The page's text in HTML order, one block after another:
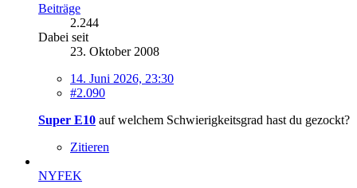
Beiträge
2.244
Dabei seit
23. Oktober 2008
14. Juni 2026, 23:30
#2.090
Super E10 auf welchem Schwierigkeitsgrad hast du gezockt?
Zitieren
NYFEK